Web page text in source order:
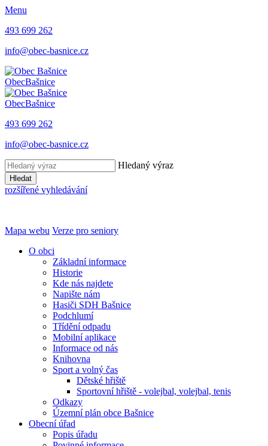
Menu
493 699 262
info@obec-basnice.cz
ObecBašnice
ObecBašnice
493 699 262
info@obec-basnice.cz
Hledaný výraz
Hledat
rozšířené vyhledávání
Mapa webu Verze pro seniory
O obci
Základní informace
Historie
Kde nás najdete
Napište nám
Hasiči SDH Bašnice
Podchlumí
Třídění odpadu
Mobilní aplikace
Informace od nás
Knihovna
Sport a volný čas
Dětské hřiště
Sportovní hřiště - volejbal, volejbal, tenis
Odkazy
Územní plán obce Bašnice
Obecní úřad
Popis úřadu